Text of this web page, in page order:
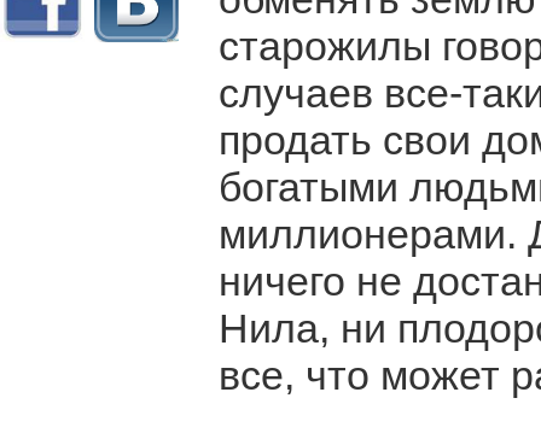
старожилы
случаев все-
продать свои
богатыми
миллионерами.
ничего не
Нила, ни
все, что может